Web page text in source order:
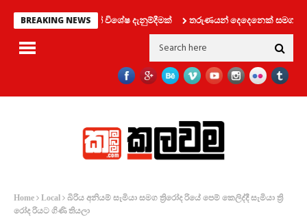
BREAKING NEWS
දෙපාර්තමේන්තුවෙන් විශේෂ දැනුම්දීමක් තරුණයන් දෙදෙනෙක් සමග ලිෆ්ට්
Home Local
බිරිය අනියම් සැමියා සමග ත්‍රිරෝද රියේ පෙම් කෙලිද්දී සැමියා ත්‍රි
රෝද රියට ගිණි තියලා